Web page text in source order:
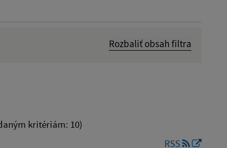
Rozbaliť obsah filtra
kritériám: 10)
RSS